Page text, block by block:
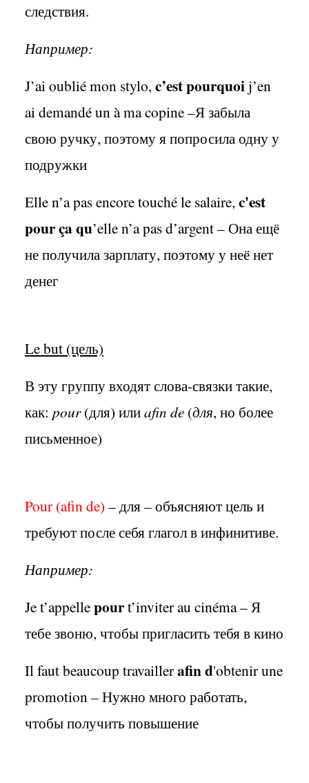
следствия.
Например:
J’ai oublié mon stylo, c’est pourquoij’en
ai demandé un à ma copine –Я забыла
свою ручку, поэтому я попросила одну у
подружки
Elle n’a pas encore touché le salaire, c'est
pour ça qu’elle n’a pas d’argent – Она ещё
не получила зарплату, поэтому у неё нет
денег
Le but (цель)
В эту группу входят слова-связки такие,
как: pour(для) илиafin de (для, но более
письменное)
Pour (afinde) – для – объясняют цель и
требуют после себя глагол в инфинитиве.
Например:
Je t’appellepourt’inviter au cinéma – Я
тебе звоню, чтобы пригласить тебя в кино
Il faut beaucoup travaillerafin d'obtenir une
promotion – Нужно много работать,
чтобы получить повышение